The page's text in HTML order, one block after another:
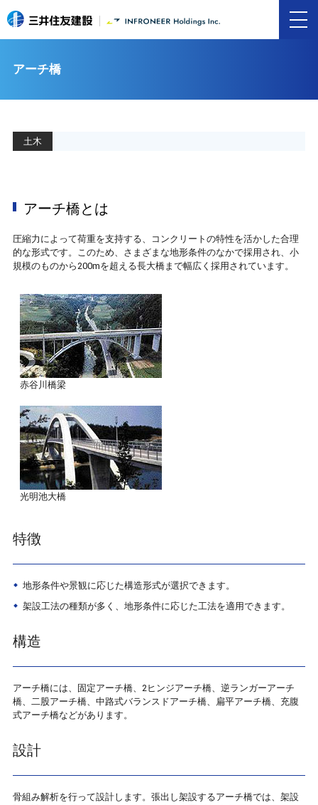
アーチ橋
土木
アーチ橋とは
圧縮力によって荷重を支持する、コンクリートの特性を活かした合理
的な形式です。このため、さまざまな地形条件のなかで採用され、小
規模のものから200mを超える長大橋まで幅広く採用されています。
赤谷川橋梁
光明池大橋
特徴
地形条件や景観に応じた構造形式が選択できます。
架設工法の種類が多く、地形条件に応じた工法を適用できます。
構造
アーチ橋には、固定アーチ橋、2ヒンジアーチ橋、逆ランガーアーチ
橋、二股アーチ橋、中路式バランスドアーチ橋、扁平アーチ橋、充腹
式アーチ橋などがあります。
設計
骨組み解析を行って設計します。張出し架設するアーチ橋では、架設